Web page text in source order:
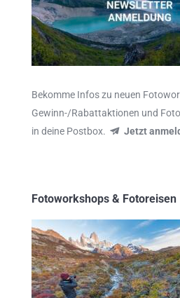
Bekomme Infos zu neuen
Gewinn-/Rabattaktionen und
in deine Postbox.
Jetzt
Fotoworkshops & Fotoreisen